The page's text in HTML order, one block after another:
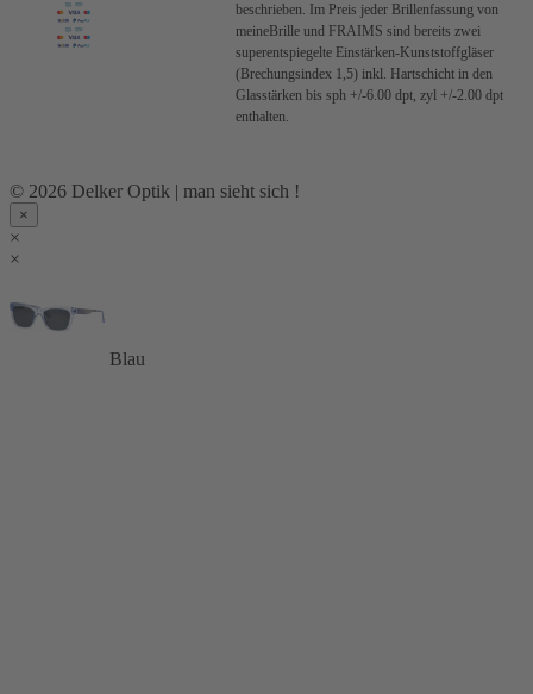
beschrieben. Im Preis jeder Brillenfassung von
meineBrille und FRAIMS sind bereits zwei
superentspiegelte Einstärken-Kunststoffgläser
(Brechungsindex 1,5) inkl. Hartschicht in den
Glasstärken bis sph +/-6.00 dpt, zyl +/-2.00 dpt
enthalten.
© 2026 Delker Optik | man sieht sich !
×
×
×
Blau